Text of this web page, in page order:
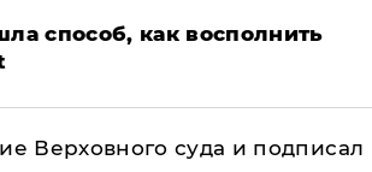
способ, как восполнить
Верховного суда и подписал